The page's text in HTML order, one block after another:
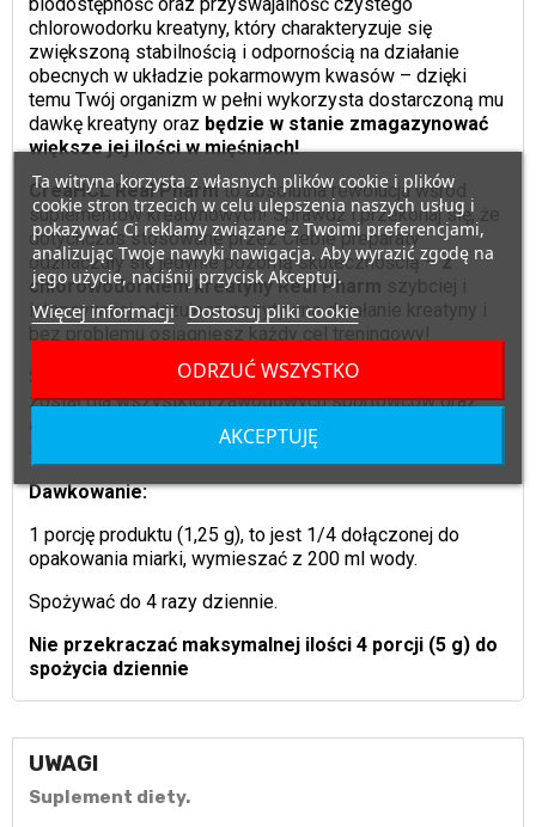
chlorowodorku kreatyny, który charakteryzuje się
zwiększoną stabilnością i odpornością na działanie
obecnych w układzie pokarmowym kwasów – dzięki
temu Twój organizm w pełni wykorzysta dostarczoną mu
dawkę kreatyny oraz będzie w stanie zmagazynować
większe jej ilości w mięśniach!
CreaHCL Real Pharmto absolutna rewolucja wśród
suplementów kreatynowych! Sprawdź i przekonaj się, że
dotychczas stosowane przez Ciebie preparaty
odznaczały się jedynie pozorną skutecznością –z
chlorowodorkiem kreatyny Real Pharm szybciej i
intensywniej odczujesz pozytywne działanie kreatyny i
bez problemu osiągniesz każdy cel treningowy!
Suplement w proszkuCreaHCL Real Pharm
został dla wszystkich zawodowych sportowców oraz
amatorów sportowego trybu życia, którym zależy na
stałych i harmonijnych postępach treningowych.
Dawkowanie:
1 porcję produktu (1,25 g), to jest 1/4 dołączonej do
opakowania miarki, wymieszać z 200 ml wody.
Spożywać do 4 razy dziennie.
Nie przekraczać maksymalnej ilości 4 porcji (5 g) do
spożycia dziennie
UWAGI
Suplement diety.
Ta witryna korzysta z własnych plików cookie i plików
cookie stron trzecich w celu ulepszenia naszych usług i
pokazywać Ci reklamy związane z Twoimi preferencjami,
analizując Twoje nawyki nawigacja. Aby wyrazić zgodę na
jego użycie, naciśnij przycisk Akceptuj.
Więcej informacji Dostosuj pliki cookie
ODRZUĆ WSZYSTKO
AKCEPTUJĘ